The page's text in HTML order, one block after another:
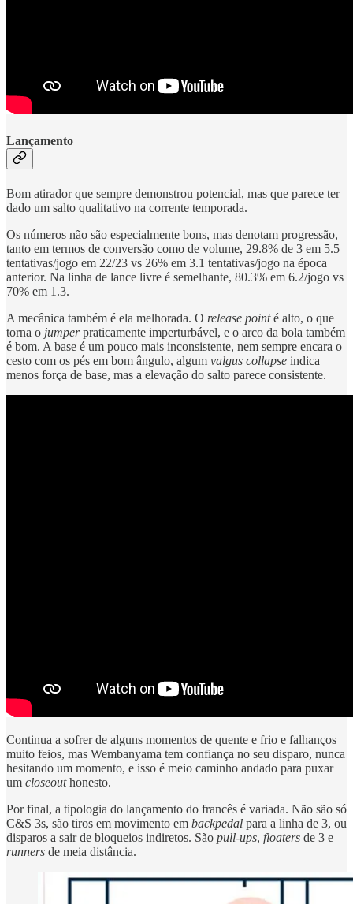
Lançamento
Bom atirador que sempre demonstrou potencial, mas que parece ter
dado um salto qualitativo na corrente temporada.
Os números não são especialmente bons, mas denotam progressão,
tanto em termos de conversão como de volume, 29.8% de 3 em 5.5
tentativas/jogo em 22/23 vs 26% em 3.1 tentativas/jogo na época
anterior. Na linha de lance livre é semelhante, 80.3% em 6.2/jogo vs
70% em 1.3.
A mecânica também é ela melhorada. O release pointé alto, o que
torna o jumperpraticamente imperturbável, e o arco da bola também
é bom. A base é um pouco mais inconsistente, nem sempre encara o
cesto com os pés em bom ângulo, algum valgus collapse indica
menos força de base, mas a elevação do salto parece consistente.
Continua a sofrer de alguns momentos de quente e frio e falhanços
muito feios, mas Wembanyama tem confiança no seu disparo, nunca
hesitando um momento, e isso é meio caminho andado para puxar
um closeouthonesto.
Por final, a tipologia do lançamento do francês é variada. Não são só
C&S 3s, são tiros em movimento em backpedal para a linha de 3, ou
disparos a sair de bloqueios indiretos. São pull-ups, floaters de 3 e
runners de meia distância.